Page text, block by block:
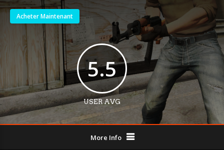
Acheter Maintenant
5.5
USER AVG
More Info